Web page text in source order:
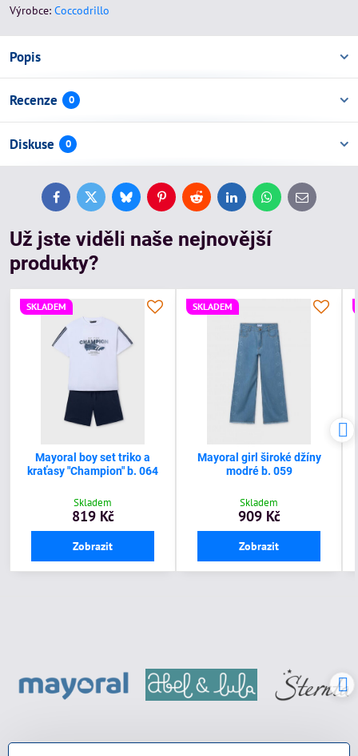
Výrobce: Coccodrillo
Popis
Recenze 0
Diskuse 0
FacebookTwitterBlueskyPinterestReddit LinkedInWhatsApp
E-
mail
Už jste viděli naše nejnovější
produkty?
SKLADEM
Mayoral boy set triko a
kraťasy "Champion" b. 064
Skladem
819 Kč
Zobrazit
SKLADEM
Mayoral girl široké džíny
modré b. 059
Skladem
909 Kč
Zobrazit